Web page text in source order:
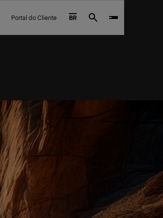
Portal do Cliente BR Search